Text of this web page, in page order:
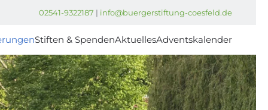
02541-9322187 | info@buergerstiftung-coesfeld.de
Stiften & SpendenAktuellesAdventskalender